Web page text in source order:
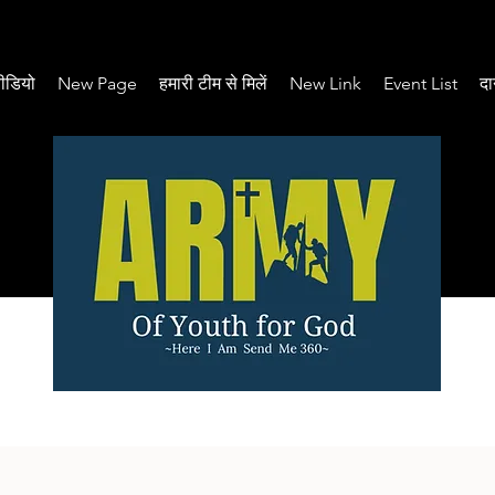
New Page हमारी टीम से मिलें New Link Event List